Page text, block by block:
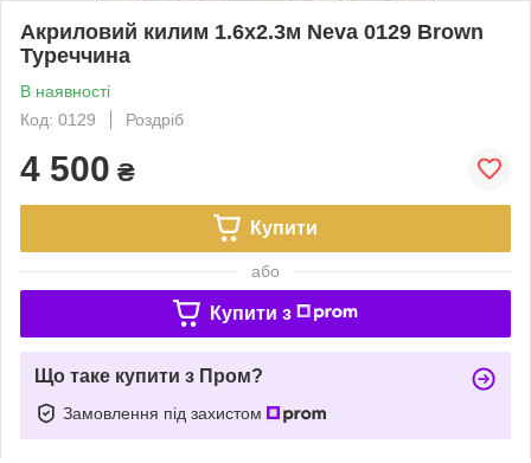
Акриловий килим 1.6х2.3м Neva 0129 Brown
Туреччина
В наявності
Код: 0129
Роздріб
4 500 ₴
Купити
або
Купити з
Що таке купити з Пром?
Замовлення під захистом